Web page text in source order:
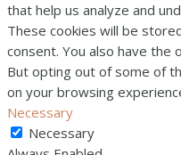
that help us analyze and
These cookies will be
consent. You also have
But opting out of some of
on your browsing
Necessary
Necessary